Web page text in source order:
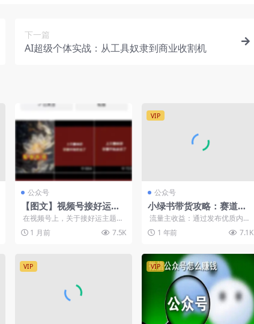
下一篇
AI超级个体实战：从工具奴隶到商业收割机
公众号
【图文】视频号接好运壁
纸视频，AI生成好运图一
键成片批量制作流量猛
在视频号上，关于接好运主题的
视频，流量也很大，以下面的这
个账号为例，...
1 月前 7.5K
VIP
公众号
小绿书带货攻略：赛道选
择，选品技巧和作品优
化，轻松月入过万
流量主收益：通过发布优质内
容，吸引流量，平台会根据内容
的曝光量和互动...
1 年前 7.1K
VIP VIP